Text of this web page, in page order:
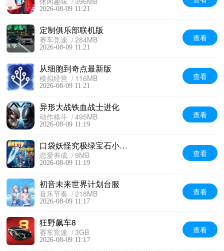
2026-08-09 11:21
定制俱乐部联机版
赛车竞速 284MB
2026-08-09 11:21
查看
从细胞到奇点最新版
模拟经营 116MB
2026-08-09 11:21
查看
异形大战铁血战士进化
动作格斗 495MB
2026-08-09 11:19
查看
口袋妖怪究极绿宝石小智版
恋爱养成 9MB
2026-08-09 11:19
查看
初音未来世界计划台服
音乐节奏 218MB
2026-08-09 11:17
查看
狂野飙车8
赛车竞速 3GB
2026-08-09 11:17
查看